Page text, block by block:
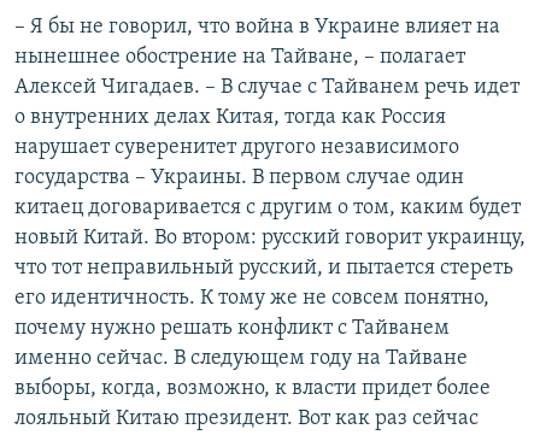
– Я бы не говорил, что война в Украине влияет на
нынешнее обострение на Тайване, – полагает
Алексей Чигадаев. – В случае с Тайванем речь идет
о внутренних делах Китая, тогда как Россия
нарушает суверенитет другого независимого
государства – Украины. В первом случае один
китаец договаривается с другим о том, каким будет
новый Китай. Во втором: русский говорит украинцу,
что тот неправильный русский, и пытается стереть
его идентичность. К тому же не совсем понятно,
почему нужно решать конфликт с Тайванем
именно сейчас. В следующем году на Тайване
выборы, когда, возможно, к власти придет более
лояльный Китаю президент. Вот как раз сейчас